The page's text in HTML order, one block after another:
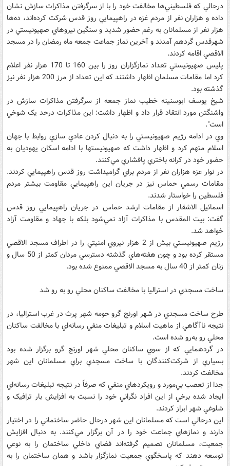
درحالي که فلسطيني‌ها مخالفت خود را با از سرگرفتن مذاکرات سازش نشان
داده و هزاران نفر از مردم غزه در راهپيمايي روز قدس شرکت کرده‌اند، ده‌ها
هزار نفر از مسلمانان به رغم حضور شديد و سنگين نيروهاي صهيونيستي در
شهرقدس گردهم آمدند و آخرين نماز جماعت جمعه ماه رمضان را در مسجد
الاقصي اقامه کردند.
پليس صهيونيستي تعداد نمازگزاران روز را بين 160 تا 170 هزار نفر اعلام
کرد اما مقامات مسلمان اظهار داشتند که اين تعداد از مرز 200 هزار نفر نيز
گذشته بود.
شيخ يوسف ابوسنينه خطيب نماز جمعه از سرگرفتن مذاکرات سازش در
واشنگتن مورد انتقاد قرار داد و اظهار داشت: اين مذاکرات درحد يک شوخي
است".
وي در ادامه رژيم صهيونيستي را به دنبال کردن عادي سازي روابط با جهان
اسلام متهم کرد و اظهار داشت که صهيونيستها با ادامه اسکان يهوديان به
حضور خود در کرانه باختري پافشاري مي‌کنند.
در نوار عزه هزاران نفر از مردم براي گراميداشت روز قدس راهپيمايي کردند.
مقامات رسمي حماس نيز در جريان اين راهپيمايي مقاومت بيشتر مردم
فلسطين را خواستار شدند.
اسمائيل الاشقار از مقامات ارشد حماس در جريان راهپيمايي روز قدس
گفت: بيت المقدس با مذاکرات آزاد نمي‌شود بلکه با جهاد و مقاومت آزاد
خواهد شد.
رژيم صهيونيستي بيش از 2 هزار نيروي امنيتي را در اطراف مسجد الاقصي
مستقر کرده بود و چون هفته‌هاي گذشته دسترسي مردان کمتر از 50 سال و
زنان کمتر از 40 سال به مسجد الاقصي ممنوع شده بود.
ساخت مسجدي در استراليا با مخالفت ساکنان محلي رو به رو شد
طرح ساخت مسجدي در شهر اورنج گرو حومه شهر پرث در غرب استراليا، در
نتيجه ناآگاهي از ماهيت اسلام و تبليغات منفي رسانه‌اي با مخالفت ساکنان
محلي رو به‌رو شده است.
در گردهمايي که از سوي ساکنان محلي شهر اورنج گرو برگزار شده بود
بسياري از شرکت‌کنندگان با ساخت مسجدي براي مسلمانان اين شهر
مخالفت کردند.
جدا از تعصب بي‌مورد و رويکردهاي منفي که صرفاً در نتيجه تبليغات رسانه‌اي
ايجاد شده برخي از اين افراد نگراني خود را نسبت به افزايش بار ترافيک و
شلوغي شهر ابراز کردند.
اين درحالي است که مسلمانان اين شهر درحال حاضر ساختماني را در اختيار
دارند و نمازهاي جماعت خود را در آن برگزار مي‌کنند. به دنبال افزايش
جمعيت، مسلمانان تصميم گرفته‌اند فضاي داخلي ساختمان را به نوعي
توسعه دهند که پاسخگوي جمعيت نمازگزار باشد و همان ساختمان را به